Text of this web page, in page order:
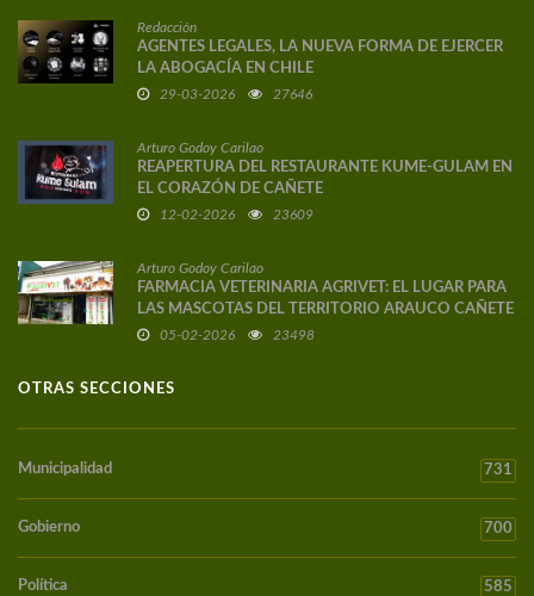
Redacción
AGENTES LEGALES, LA NUEVA FORMA DE EJERCER
LA ABOGACÍA EN CHILE
29-03-2026 27646
Arturo Godoy Carilao
REAPERTURA DEL RESTAURANTE KUME-GULAM EN
EL CORAZÓN DE CAÑETE
12-02-2026 23609
Arturo Godoy Carilao
FARMACIA VETERINARIA AGRIVET: EL LUGAR PARA
LAS MASCOTAS DEL TERRITORIO ARAUCO CAÑETE
05-02-2026 23498
OTRAS SECCIONES
Municipalidad 731
Gobierno 700
Política 585